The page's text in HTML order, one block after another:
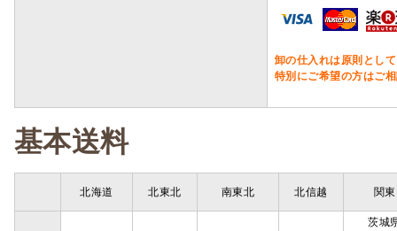
卸の仕入れは原則とし
特別にご希望の方はご
基本送料
北海道 北東北 南東北 北信越 関東
茨城